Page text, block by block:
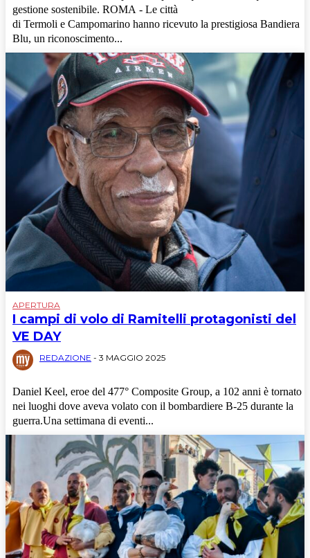
gestione sostenibile. ROMA - Le città
di Termoli e Campomarino hanno ricevuto la prestigiosa Bandiera
Blu, un riconoscimento...
APERTURA
I campi di volo di Ramitelli protagonisti del
VE DAY
REDAZIONE - 3 MAGGIO 2025
Daniel Keel, eroe del 477° Composite Group, a 102 anni è tornato
nei luoghi dove aveva volato con il bombardiere B-25 durante la
guerra.Una settimana di eventi...